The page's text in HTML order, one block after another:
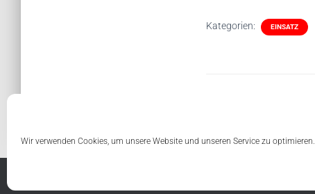
Wir verwenden Cookies, um unsere Website und unseren Service zu optimieren.
Kategorien: EINSATZ